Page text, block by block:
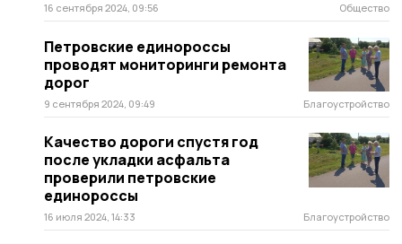
16 сентября 2024, 09:56 Общество
Петровские единороссы
проводят мониторинги ремонта
дорог
9 сентября 2024, 09:49 Благоустройство
Качество дороги спустя год
после укладки асфальта
проверили петровские
единороссы
16 июля 2024, 14:33 Благоустройство